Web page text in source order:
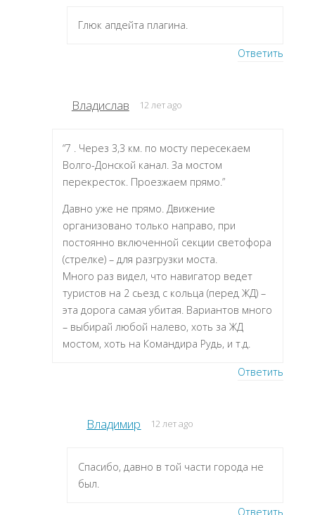
Глюк апдейта плагина.
Ответить
Владислав 12 лет ago
“7 . Через 3,3 км. по мосту пересекаем
Волго-Донской канал. За мостом
перекресток. Проезжаем прямо.”
Давно уже не прямо. Движение
организовано только направо, при
постоянно включенной секции светофора
(стрелке) – для разгрузки моста.
Много раз видел, что навигатор ведет
туристов на 2 сьезд с кольца (перед ЖД) –
эта дорога самая убитая. Вариантов много
– выбирай любой налево, хоть за ЖД
мостом, хоть на Командира Рудь, и т.д.
Ответить
Владимир 12 лет ago
Спасибо, давно в той части города не
был.
Ответить